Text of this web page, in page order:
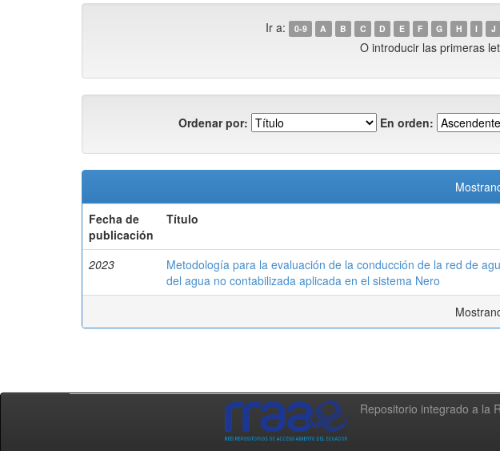
Ir a: 0-9 A B C D E F G H I J
O introducir las primeras
Ordenar por: En orden:
Fecha de
publicación
Título
2023
Metodología para la evaluación de la conducción de la red de
del agua no contabilizada aplicada en el sistema Nero
Repositorio integrado a la